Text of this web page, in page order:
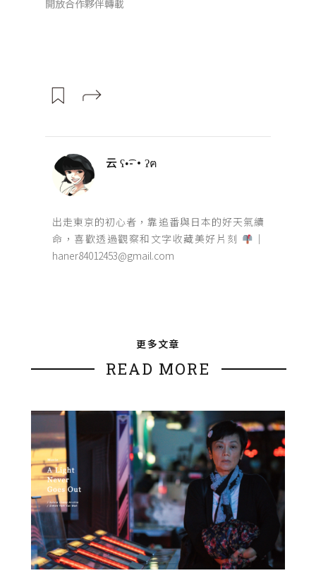
開放合作夥伴轉載
云 ʕ•͡-•ʔฅ
出走東京的初心者，靠追番與日本的好天氣續
命，喜歡透過觀察和文字收藏美好片刻
｜
haner84012453@gmail.com
更多文章
READ MORE